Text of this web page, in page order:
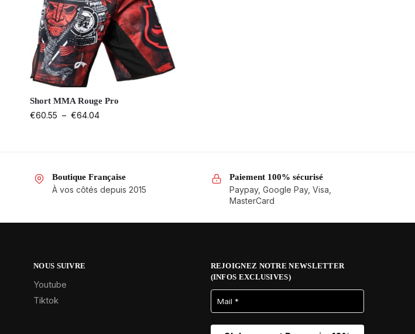
Short MMA Rouge Pro
€60.55 – €64.04
Boutique Française
À vos côtés depuis 2015
Paiement 100% sécurisé
Paypay, Google Pay, Visa,
MasterCard
NOUS SUIVRE
Youtube
Tiktok
REJOIGNEZ NOTRE NEWSLETTER
(INFOS EXCLUSIVES)